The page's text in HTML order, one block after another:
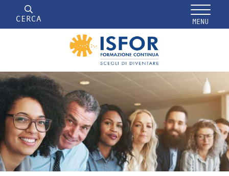
CERCA MENU